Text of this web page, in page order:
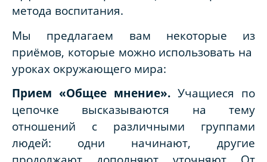
метода воспитания.
Мы предлагаем вам некоторые из
приёмов, которые можно использовать на
уроках окружающего мира:
Прием «Общее мнение». Учащиеся по
цепочке высказываются на тему
отношений с различными группами
людей: одни начинают, другие